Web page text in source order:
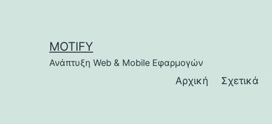
περιεχόμενοMOTIFY
Ανάπτυξη Web & Mobile Εφαρμογών
Αρχική Σχετικά